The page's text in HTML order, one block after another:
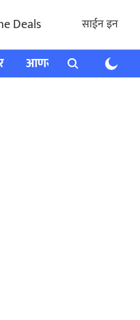
Deals साईन इन
आणखी राशी भविष्य